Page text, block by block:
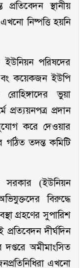
স্থানীয়
নিষ্পত্তি হয়নি
পরিষদের
এবং কয়েকজন ইউপি
ভুয়া
প্রত্যয়নপত্র প্রদান
করে দেওয়ার
গঠিত তদন্ত কমিটি
সরকার (ইউনিয়ন
বিরুদ্ধে
গ্রহণের সুপারিশ
দীর্ঘদিন
দপ্তরে অমীমাংসিত
এখনো